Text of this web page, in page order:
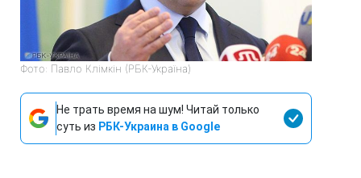
Фото: Павло Клімкін (РБК-Україна)
Не трать время на шум! Читай только
суть из РБК-Украина в Google